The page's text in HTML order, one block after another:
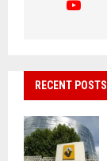
RECENT POSTS